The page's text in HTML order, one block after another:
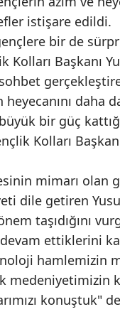
istişare edildi.
bir de
Kolları Başkanı
daha
bir güç
Kolları
mimarı olan
dile getiren
taşıdığını
ettiklerini
hamlemizin
medeniyetimizin
konuştuk"